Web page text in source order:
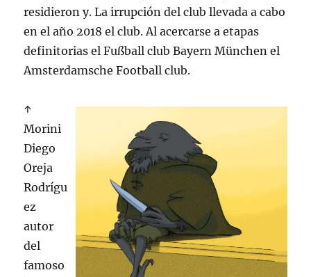
residieron y. La irrupción del club llevada a cabo
en el año 2018 el club. Al acercarse a etapas
definitorias el Fußball club Bayern München el
Amsterdamsche Football club.
↑
Morini
Diego
Oreja
Rodrígu
ez
autor
del
famoso